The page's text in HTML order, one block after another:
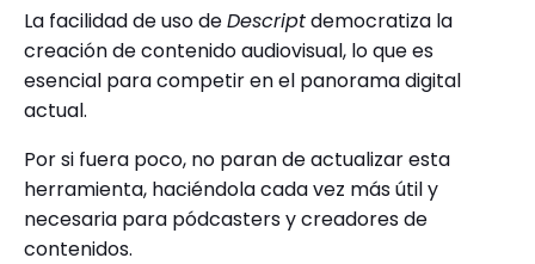
La facilidad de uso deDescriptdemocratiza la
creación de contenido audiovisual, lo que es
esencial para competir en el panorama digital
actual.
Por si fuera poco, no paran de actualizar esta
herramienta, haciéndola cada vez más útil y
necesaria para pódcasters y creadores de
contenidos.